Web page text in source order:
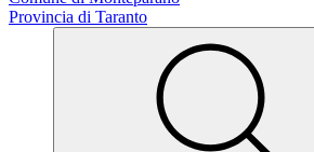
Provincia di Taranto